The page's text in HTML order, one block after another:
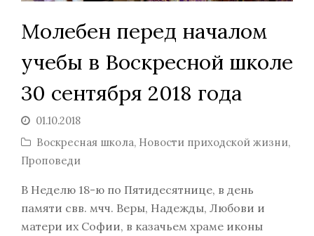
Молебен перед началом
учебы в Воскресной школе
30 сентября 2018 года
01.10.2018
Воскресная школа, Новости приходской жизни,
Проповеди
В Неделю 18-ю по Пятидесятнице, в день
памяти свв. мчч. Веры, Надежды, Любови и
матери их Софии, в казачьем храме иконы